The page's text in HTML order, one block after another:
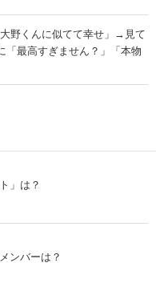
野くんに似てて幸せ」→見て
最高すぎません？」「本物
」は？
ンバーは？